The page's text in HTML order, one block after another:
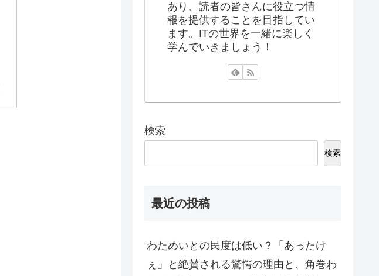
あり、読者の皆さんに役立つ情
報を提供することを目指してい
ます。ITの世界を一緒に楽しく
学んでいきましょう！
検索
検索
最近の投稿
わためいとの民度は低い？「あったけ
ぇ」と絶賛される驚愕の理由と、角巻わ